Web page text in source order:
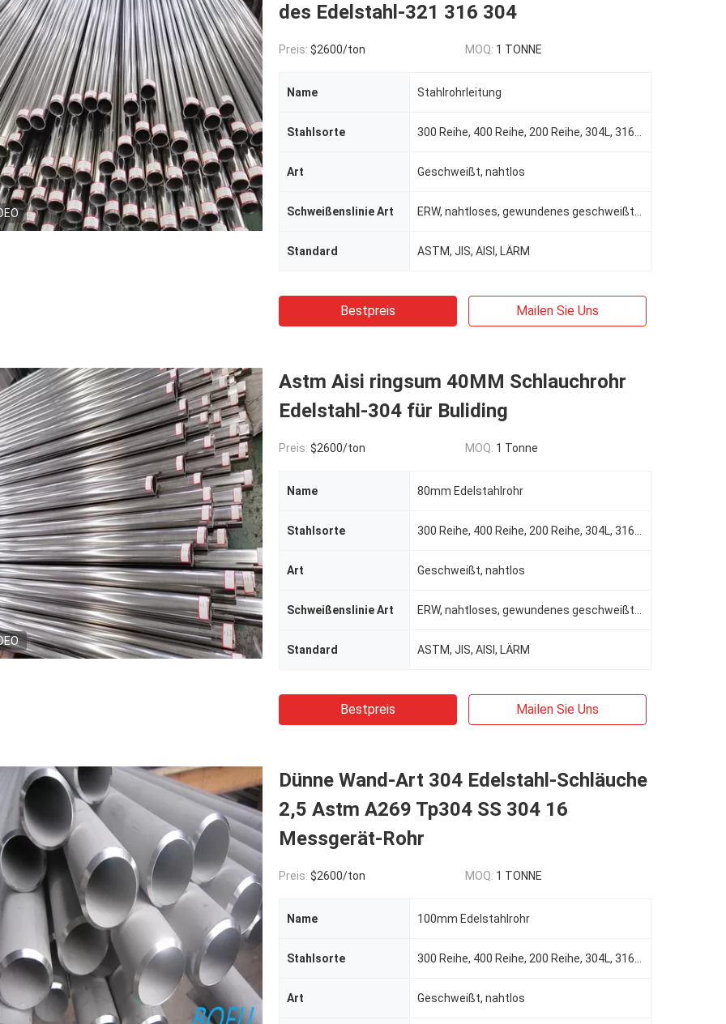
des Edelstahl-321 316 304
Preis: $2600/ton MOQ: 1 TONNE
Name Stahlrohrleitung
Stahlsorte
Art Geschweißt, nahtlos
Schweißenslinie Art
Standard ASTM, JIS, AISI, LÄRM
Bestpreis Mailen Sie Uns
Astm Aisi ringsum 40MM Schlauchrohr
Edelstahl-304 für Buliding
Preis: $2600/ton MOQ: 1 Tonne
Name 80mm Edelstahlrohr
Stahlsorte
Art Geschweißt, nahtlos
Schweißenslinie Art
Standard ASTM, JIS, AISI, LÄRM
Bestpreis Mailen Sie Uns
Dünne Wand-Art 304 Edelstahl-Schläuche
2,5 Astm A269 Tp304 SS 304 16
Messgerät-Rohr
Preis: $2600/ton MOQ: 1 TONNE
Name 100mm Edelstahlrohr
Stahlsorte
Art Geschweißt, nahtlos